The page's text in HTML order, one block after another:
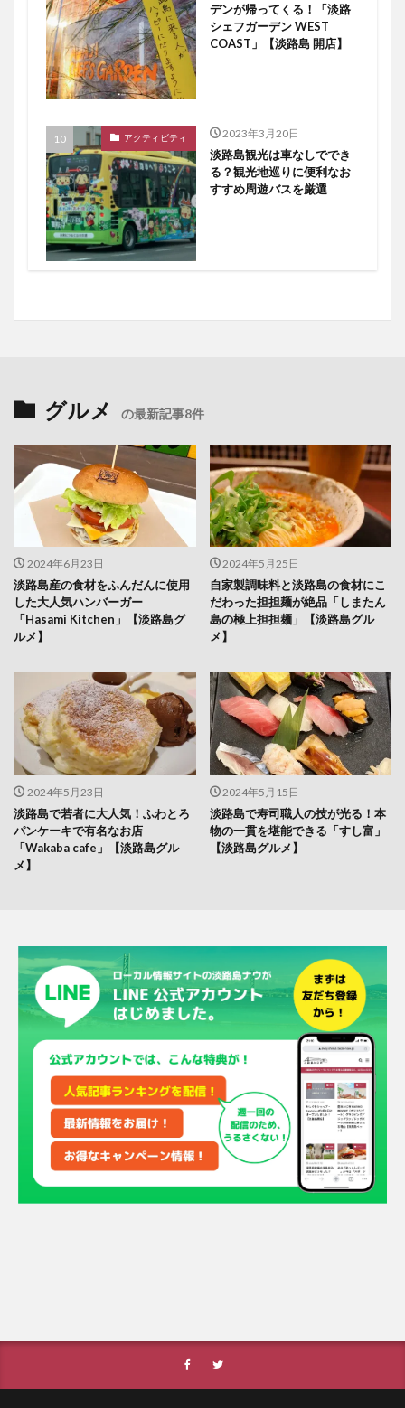
デンが帰ってくる！「淡路
シェフガーデン WEST
COAST」【淡路島 開店】
アクティビティ 2023年3月20日
淡路島観光は車なしででき
る？観光地巡りに便利なお
すすめ周遊バスを厳選
グルメ の最新記事8件
2024年6月23日
淡路島産の食材をふんだんに使用
した大人気ハンバーガー
「Hasami Kitchen」【淡路島グ
ルメ】
2024年5月25日
自家製調味料と淡路島の食材にこ
だわった担担麺が絶品「しまたん
島の極上担担麺」【淡路島グル
メ】
2024年5月23日
淡路島で若者に大人気！ふわとろ
パンケーキで有名なお店
「Wakaba cafe」【淡路島グル
メ】
2024年5月15日
淡路島で寿司職人の技が光る！本
物の一貫を堪能できる「すし富」
【淡路島グルメ】